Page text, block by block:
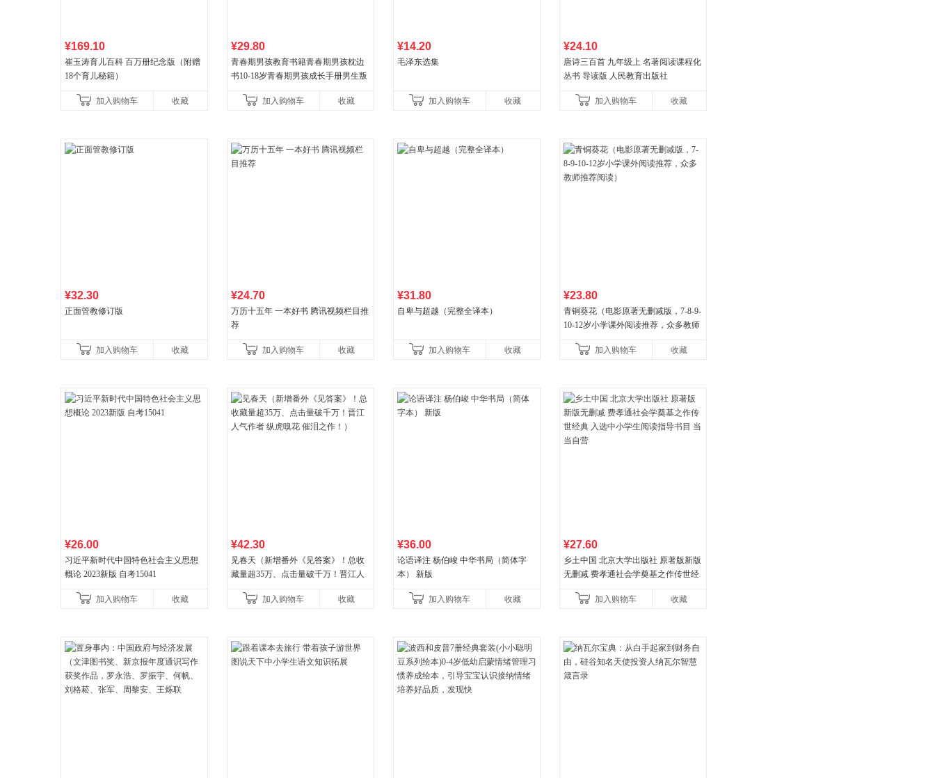
¥169.10
崔玉涛育儿百科 百万册纪念版（附赠
18个育儿秘籍）
加入购物车 收藏
¥29.80
青春期男孩教育书籍青春期男孩枕边
书10-18岁青春期男孩成长手册男生叛
育书
加入购物车 收藏
¥14.20
毛泽东选集
加入购物车 收藏
¥24.10
唐诗三百首 九年级上 名著阅读课程化
丛书 导读版 人民教育出版社
加入购物车 收藏
¥32.30
正面管教修订版
加入购物车 收藏
¥24.70
万历十五年 一本好书 腾讯视频栏目推
荐
加入购物车 收藏
¥31.80
自卑与超越（完整全译本）
加入购物车 收藏
¥23.80
青铜葵花（电影原著无删减版，7-8-9-
10-12岁小学课外阅读推荐，众多教师
加入购物车
收藏
¥26.00
习近平新时代中国特色社会主义思想
概论 2023新版 自考15041
加入购物车 收藏
¥42.30
见春天（新增番外《见答案》！总收
藏量超35万、点击量破千万！晋江人
加入购物车
收藏
¥36.00
论语译注 杨伯峻 中华书局（简体字
本） 新版
加入购物车 收藏
¥27.60
乡土中国 北京大学出版社 原著版新版
无删减 费孝通社会学奠基之作传世经
加入购物车 收藏